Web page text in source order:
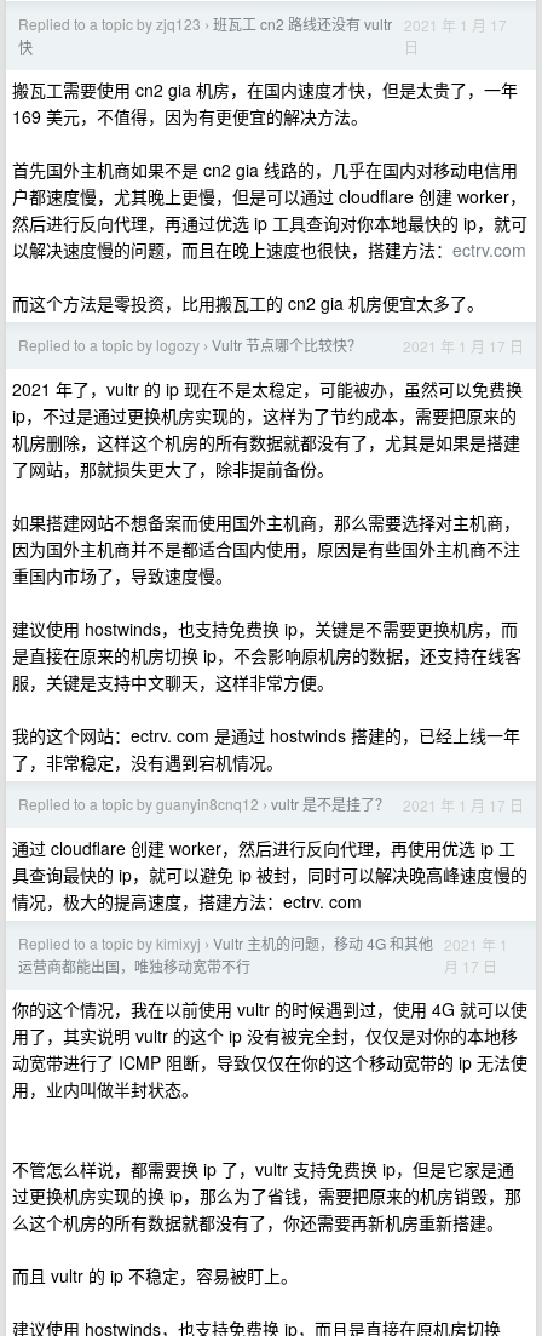
Replied to a topic by zjq123 › 班瓦工 cn2 路线还没有 vultr
快
2021 年 1 月 17
日
搬瓦工需要使用 cn2 gia 机房，在国内速度才快，但是太贵了，一年
169 美元，不值得，因为有更便宜的解决方法。
首先国外主机商如果不是 cn2 gia 线路的，几乎在国内对移动电信用
户都速度慢，尤其晚上更慢，但是可以通过 cloudflare 创建 worker，
然后进行反向代理，再通过优选 ip 工具查询对你本地最快的 ip，就可
以解决速度慢的问题，而且在晚上速度也很快，搭建方法： ectrv.com
而这个方法是零投资，比用搬瓦工的 cn2 gia 机房便宜太多了。
Replied to a topic by logozy › Vultr 节点哪个比较快？ 2021 年 1 月 17 日
2021 年了，vultr 的 ip 现在不是太稳定，可能被办，虽然可以免费换
ip，不过是通过更换机房实现的，这样为了节约成本，需要把原来的
机房删除，这样这个机房的所有数据就都没有了，尤其是如果是搭建
了网站，那就损失更大了，除非提前备份。
如果搭建网站不想备案而使用国外主机商，那么需要选择对主机商，
因为国外主机商并不是都适合国内使用，原因是有些国外主机商不注
重国内市场了，导致速度慢。
建议使用 hostwinds，也支持免费换 ip，关键是不需要更换机房，而
是直接在原来的机房切换 ip，不会影响原机房的数据，还支持在线客
服，关键是支持中文聊天，这样非常方便。
我的这个网站：ectrv. com 是通过 hostwinds 搭建的，已经上线一年
了，非常稳定，没有遇到宕机情况。
Replied to a topic by guanyin8cnq12 › vultr 是不是挂了？ 2021 年 1 月 17 日
通过 cloudflare 创建 worker，然后进行反向代理，再使用优选 ip 工
具查询最快的 ip，就可以避免 ip 被封，同时可以解决晚高峰速度慢的
情况，极大的提高速度，搭建方法：ectrv. com
Replied to a topic by kimixyj › Vultr 主机的问题，移动 4G 和其他
运营商都能出国，唯独移动宽带不行
2021 年 1
月 17 日
你的这个情况，我在以前使用 vultr 的时候遇到过，使用 4G 就可以使
用了，其实说明 vultr 的这个 ip 没有被完全封，仅仅是对你的本地移
动宽带进行了 ICMP 阻断，导致仅仅在你的这个移动宽带的 ip 无法使
用，业内叫做半封状态。
不管怎么样说，都需要换 ip 了，vultr 支持免费换 ip，但是它家是通
过更换机房实现的换 ip，那么为了省钱，需要把原来的机房销毁，那
么这个机房的所有数据就都没有了，你还需要再新机房重新搭建。
而且 vultr 的 ip 不稳定，容易被盯上。
建议使用 hostwinds，也支持免费换 ip，而且是直接在原机房切换